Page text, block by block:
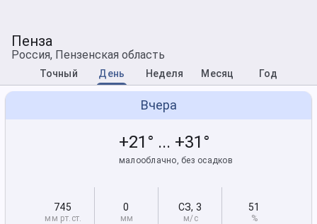
Пенза
Россия, Пензенская область
Точный День Неделя Месяц Год
Вчера
+21° ... +31°
малооблачно, без осадков
745
мм рт.ст.
0
мм
СЗ, 3
м/с
51
%